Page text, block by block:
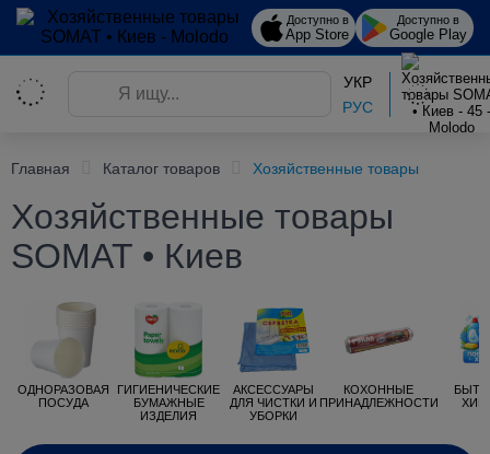
Доступно в
App Store
Доступно в
Google Play
УКР
РУС
Главная Каталог товаров Хозяйственные товары
Хозяйственные товары
SOMAT • Киев
ОДНОРАЗОВАЯ
ПОСУДА
ГИГИЕНИЧЕСКИЕ
БУМАЖНЫЕ
ИЗДЕЛИЯ
АКСЕССУАРЫ
ДЛЯ ЧИСТКИ И
УБОРКИ
КОХОННЫЕ
ПРИНАДЛЕЖНОСТИ